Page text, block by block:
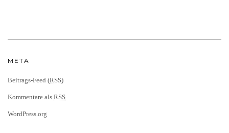
META
Beitrags-Feed (RSS)
Kommentare als RSS
WordPress.org